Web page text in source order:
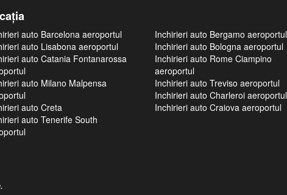
auto Barcelona aeroportul
auto Lisabona aeroportul
auto Catania Fontanarossa
auto Milano Malpensa
auto Creta
auto Tenerife South
Inchirieri auto Bergamo aeroportul
Inchirieri auto Bologna aeroportul
Inchirieri auto Rome Ciampino
aeroportul
Inchirieri auto Treviso aeroportul
Inchirieri auto Charleroi aeroportul
Inchirieri auto Craiova aeroportul